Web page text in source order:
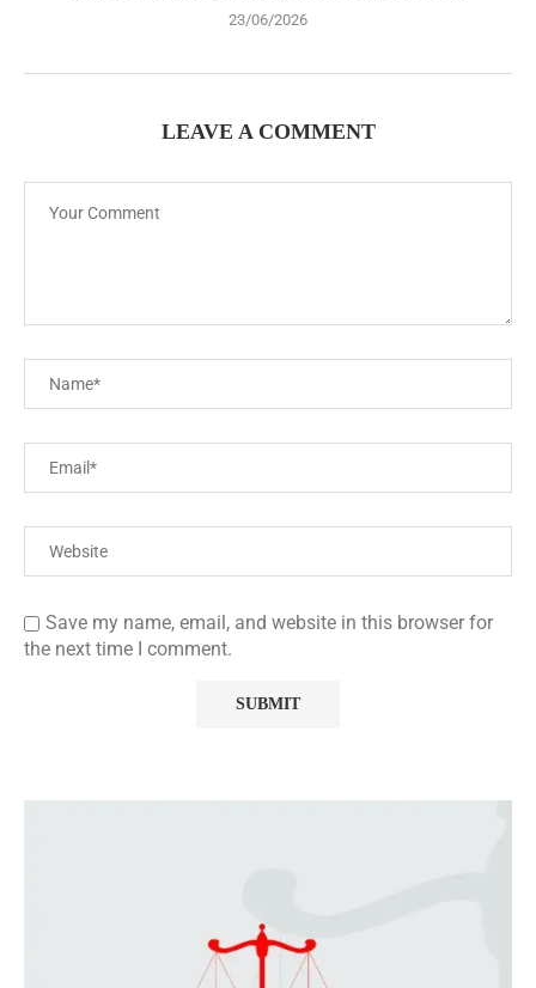
23/06/2026
LEAVE A COMMENT
Save my name, email, and website in this browser for
the next time I comment.